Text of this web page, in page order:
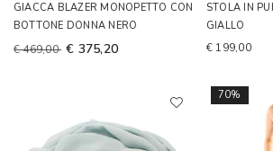
GIACCA BLAZER MONOPETTO CON
BOTTONE DONNA NERO
€ 469,00 € 375,20
STOLA IN
GIALLO
€ 199,00
70%